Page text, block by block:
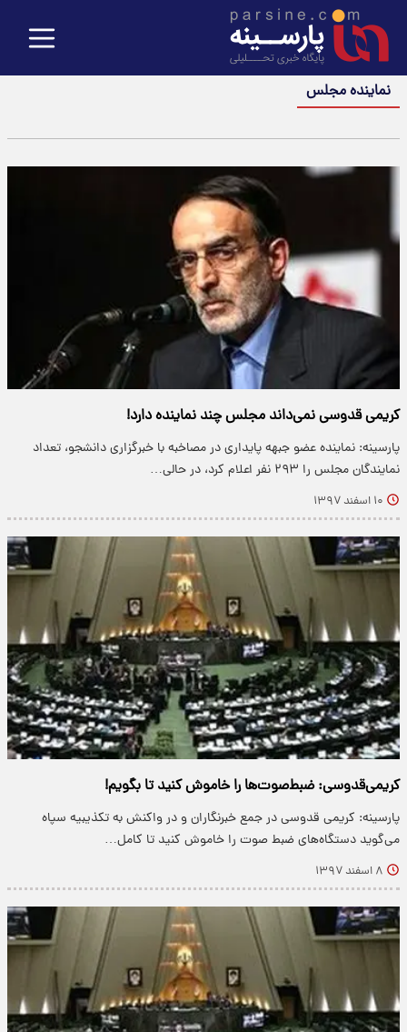
نماینده مجلس
کریمی قدوسی نمی‌داند مجلس چند نماینده دارد!
پارسینه: نماینده عضو جبهه پایداری در مصاخبه با خبرگزاری دانشجو، تعداد
نمایندگان مجلس را ۲۹۳ نفر اعلام کرد، در حالی…
۱۰ اسفند ۱۳۹۷
کریمی‌قدوسی: ضبط‌صوت‌ها را خاموش کنید تا بگویم!
پارسینه: کریمی قدوسی در جمع خبرنگاران و در واکنش به تکذیبیه سپاه
می‌گوید دستگاه‌های ضبط صوت را خاموش کنید تا کامل…
۸ اسفند ۱۳۹۷